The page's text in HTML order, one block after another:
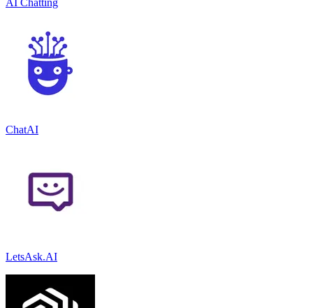
ChatAI
LetsAsk.AI